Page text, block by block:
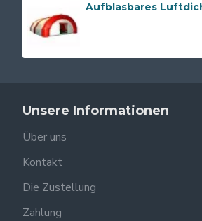
Unsere Informationen
Über uns
Kontakt
Die Zustellung
Zahlung